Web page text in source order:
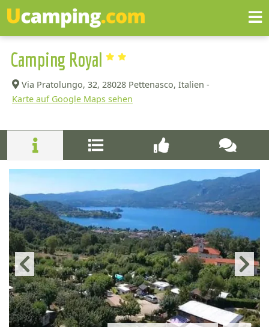
Camping Royal
Via Pratolungo, 32, 28028 Pettenasco, Italien -
Karte auf Google Maps sehen